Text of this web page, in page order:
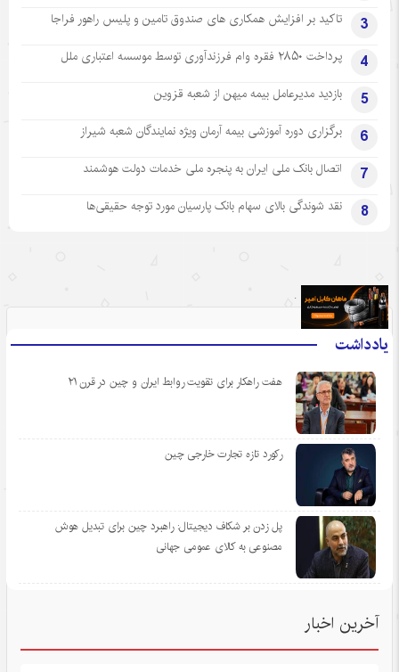
3 تاکید بر افزایش همکاری های صندوق تامین و پلیس راهور فراجا
4 پرداخت ۲۸۵۰ فقره وام فرزندآوری توسط موسسه اعتباری ملل
5 بازدید مدیرعامل بیمه میهن از شعبه قزوین
6 برگزاری دوره آموزشی بیمه آرمان ویژه نمایندگان شعبه شیراز
7 اتصال بانک ملی ایران به پنجره ملی خدمات دولت هوشمند
8 نقد شوندگی بالای سهام بانک پارسیان مورد توجه حقیقی‌ها
یادداشت
هفت راهکار برای تقویت روابط ایران و چین در قرن ۲۱
رکورد تازه تجارت خارجی چین
پل زدن بر شکاف دیجیتال: راهبرد چین برای تبدیل هوش
مصنوعی به کالای عمومی جهانی
.
آخرین اخبار